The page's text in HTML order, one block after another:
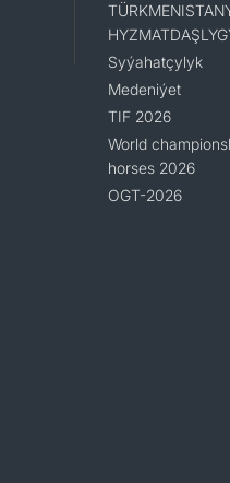
Syýahatçylyk
Medeniýet
TIF 2026
World
horses 2026
OGT-2026